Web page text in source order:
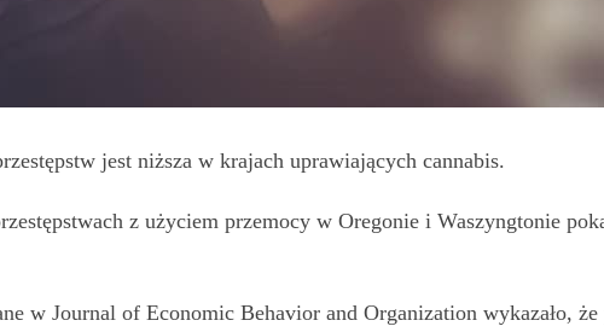
jest niższa w krajach uprawiających cannabis.
z użyciem przemocy w Oregonie i Waszyngtonie
w Journal of Economic Behavior and Organization wykazało,